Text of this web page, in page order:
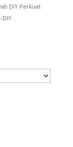
DIY Perkuat
DIY